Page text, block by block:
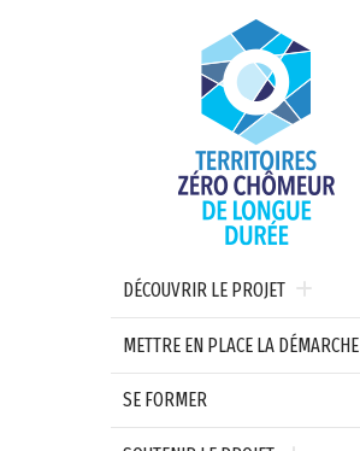
DÉCOUVRIR LE PROJET
METTRE EN PLACE LA DÉMARCHE
SE FORMER